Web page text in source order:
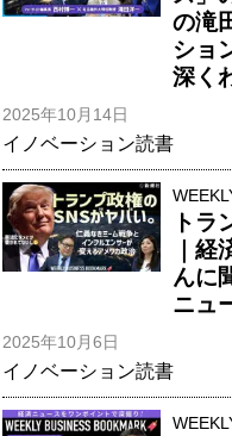
の滝
ショ
深く
2025年10月14日
イノベーション読書
トラ
｜
んに
ニュ
2025年10月6日
イノベーション読書